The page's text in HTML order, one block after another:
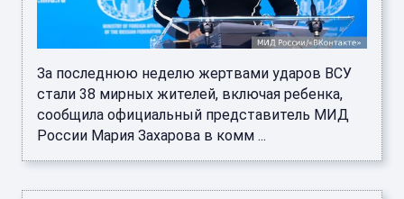
За последнюю неделю жертвами ударов ВСУ
стали 38 мирных жителей, включая ребенка,
сообщила официальный представитель МИД
России Мария Захарова в комм ...